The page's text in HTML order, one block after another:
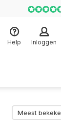
Help Inloggen